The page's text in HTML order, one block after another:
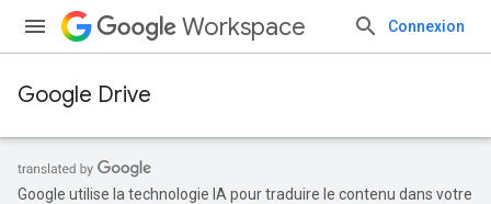
Workspace Connexion
Google Drive
Google utilise la technologie IA pour traduire le contenu dans votre